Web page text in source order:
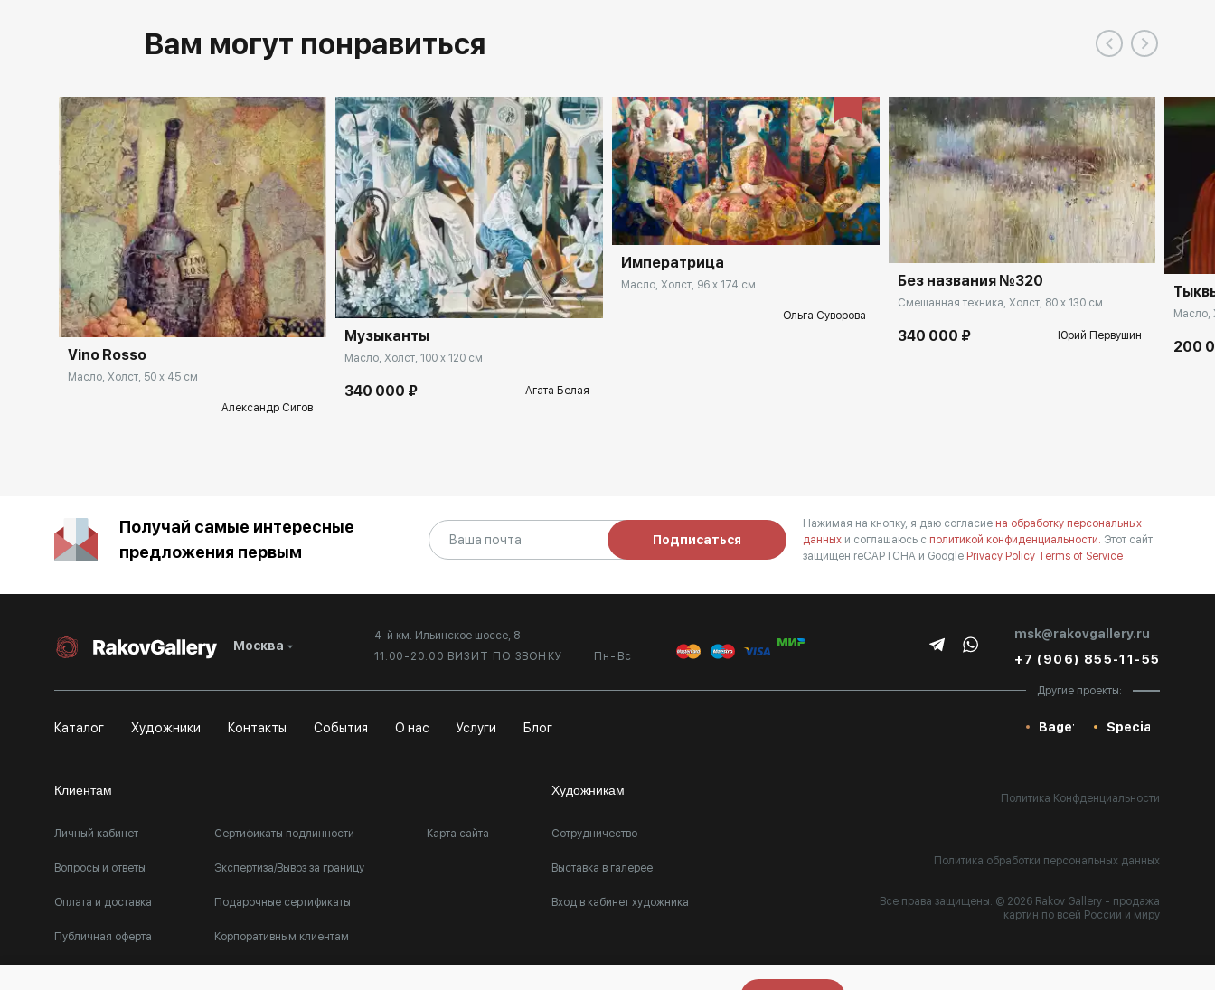
Вам могут понравиться
Vino Rosso
Масло, Холст, 50 x 45 см
Александр Сигов
Музыканты
Масло, Холст, 100 x 120 см
340 000 ₽ Агата Белая
Императрица
Масло, Холст, 96 x 174 см
Ольга Суворова
Без названия №320
Смешанная техника, Холст, 80 x 130 см
340 000 ₽ Юрий Первушин
Масло,
200
Получай самые интересные
предложения первым
Подписаться
Нажимая на кнопку, я даю согласие на обработку персональных
данных и соглашаюсь с политикой конфиденциальности. Этот сайт
защищен reCAPTCHA и Google Privacy Policy Terms of Service
Москва
4-й км. Ильинское шоссе, 8
11:00-20:00 ВИЗИТ ПО ЗВОНКУ
Пн-Вс
msk@rakovgallery.ru
+7 (906) 855-11-55
Каталог Художники Контакты События О нас Услуги Блог
Другие проекты:
Baget Special
Клиентам
Личный кабинет
Вопросы и ответы
Оплата и доставка
Публичная оферта
Сертификаты подлинности
Экспертиза/Вывоз за границу
Подарочные сертификаты
Корпоративным клиентам
Карта сайта
Художникам
Сотрудничество
Выставка в галерее
Вход в кабинет художника
Политика Конфденциальности
Политика обработки персональных данных
Все права защищены. © 2026 Rakov Gallery - продажа
картин по всей России и миру